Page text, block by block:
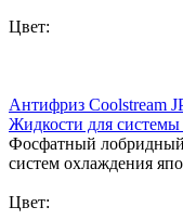
Цвет:
Антифриз Coolstream
Жидкости для
Фосфатный лобридный
систем охлаждения
Цвет: